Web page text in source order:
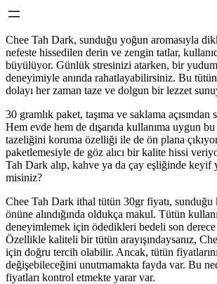
Chee Tah Dark, sunduğu yoğun aromasıyla
nefeste hissedilen derin ve zengin tatlar,
büyülüyor. Günlük stresinizi atarken, bir
deneyimiyle anında rahatlayabilirsiniz. Bu
dolayı her zaman taze ve dolgun bir lezzet
30 gramlık paket, taşıma ve saklama açısından
Hem evde hem de dışarıda kullanıma uygun
tazeliğini koruma özelliği ile de ön plana
paketlemesiyle de göz alıcı bir kalite hissi
Tah Dark alıp, kahve ya da çay eşliğinde keyif
misiniz?
Chee Tah Dark ithal tütün 30gr fiyatı, sunduğu
önüne alındığında oldukça makul. Tütün
deneyimlemek için ödedikleri bedeli son derece
Özellikle kaliteli bir tütün arayışındaysanız,
için doğru tercih olabilir. Ancak, tütün
değişebileceğini unutmamakta fayda var. Bu
fiyatları kontrol etmekte yarar var.